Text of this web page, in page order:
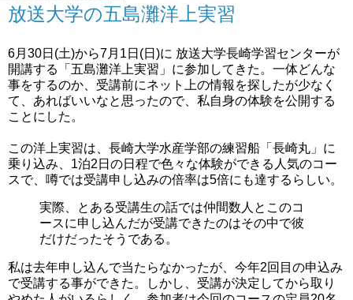
放送大学の五島灘洋上実習
6月30日(土)から7月1日(日)に 放送大学長崎学習センターが
開講する「五島灘洋上実習」に参加してきた。一体どんな
事をするのか、受講前にネット上の情報を探したが少なく
て、あればいいなと思ったので、私自身の体験を公開する
ことにした。
この洋上実習は、長崎大学水産学部の練習船「長崎丸」に
乗り込み、1泊2日の日程で色々な体験ができる人気のコー
スで、噂では受講申し込みの倍率は5倍にも達するらしい。
実際、とある受講生の話では仲間数人とこのコ
ースに申し込んだが受講できたのはその中で彼
だけだったそうである。
私は去年申し込んで当たらなかったが、今年2回目の申込み
で受講する事ができた。しかし、受講が決定してから取り